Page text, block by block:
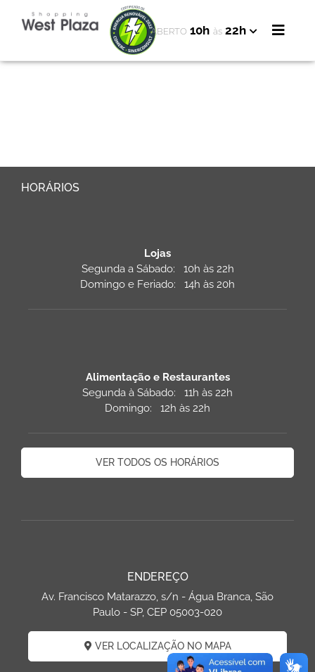
ABERTO 10h às 22h
HORÁRIOS
Lojas
Segunda a Sábado: 10h às 22h
Domingo e Feriado: 14h às 20h
Alimentação e Restaurantes
Segunda à Sábado: 11h às 22h
Domingo: 12h às 22h
VER TODOS OS HORÁRIOS
ENDEREÇO
Av. Francisco Matarazzo, s/n - Água Branca, São
Paulo - SP, CEP 05003-020
VER LOCALIZAÇÃO NO MAPA